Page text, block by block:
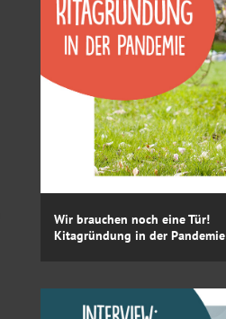
Wir brauchen noch eine Tür!
Kitagründung in der Pandemie